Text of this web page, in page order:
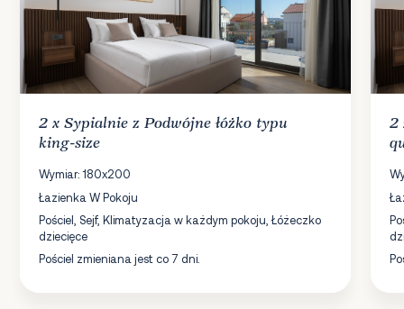
2 xSypialniez Podwójne łóżko typu
king-size
Wymiar: 180x200
Łazienka W Pokoju
Pościel, Sejf, Klimatyzacja w każdym pokoju, Łóżeczko
dziecięce
Pościel zmieniana jest co 7 dni.
2